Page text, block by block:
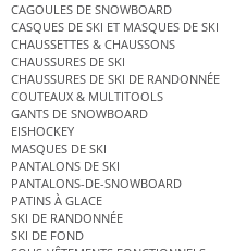
CAGOULES DE SNOWBOARD
CASQUES DE SKI ET MASQUES DE SKI
CHAUSSETTES & CHAUSSONS
CHAUSSURES DE SKI
CHAUSSURES DE SKI DE RANDONNÉE
COUTEAUX & MULTITOOLS
GANTS DE SNOWBOARD
EISHOCKEY
MASQUES DE SKI
PANTALONS DE SKI
PANTALONS-DE-SNOWBOARD
PATINS À GLACE
SKI DE RANDONNÉE
SKI DE FOND